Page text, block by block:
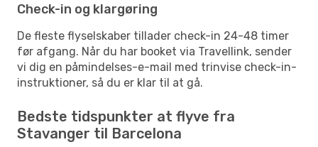
Check-in og klargøring
De fleste flyselskaber tillader check-in 24-48 timer
før afgang. Når du har booket via Travellink, sender
vi dig en påmindelses-e-mail med trinvise check-in-
instruktioner, så du er klar til at gå.
Bedste tidspunkter at flyve fra
Stavanger til Barcelona